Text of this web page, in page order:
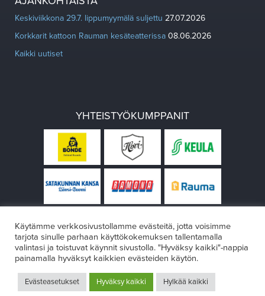
Keskiviikkona 29.7. lippumyymälä suljettu 27.07.2026
Korkkarit kattoon Rauman kesäteatterissa 08.06.2026
Kaikki uutiset
YHTEISTYÖKUMPPANIT
Design:VÄRIKÄS
Käytämme verkkosivustollamme evästeitä, jotta voisimme
tarjota sinulle parhaan käyttökokemuksen tallentamalla
valintasi ja toistuvat käynnit sivustolla. "Hyväksy kaikki"-nappia
painamalla hyväksyt kaikkien evästeiden käytön.
Evästeasetukset Hyväksy kaikki Hylkää kaikki